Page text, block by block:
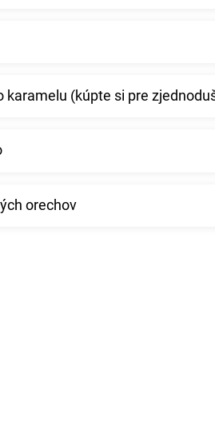
karamelu (kúpte si pre
orechov